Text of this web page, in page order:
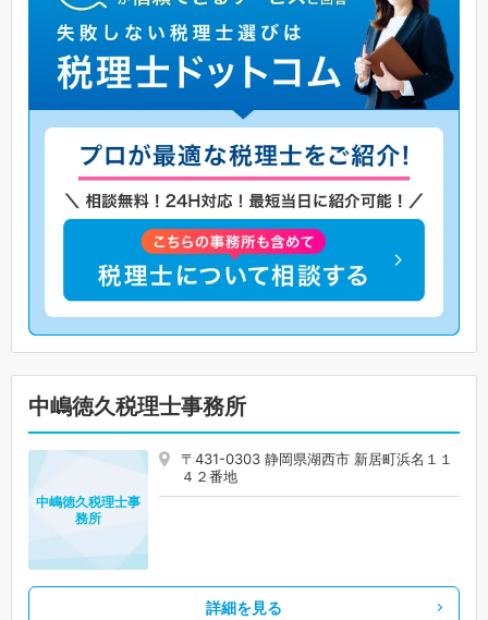
中嶋徳久税理士事務所
〒431-0303 静岡県湖西市 新居町浜名１１
４２番地
中嶋徳久税理士事
務所
詳細を見る